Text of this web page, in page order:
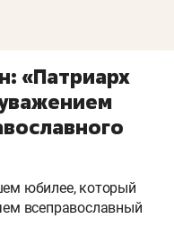
«Патриарх
юбилее, который
всеправославный